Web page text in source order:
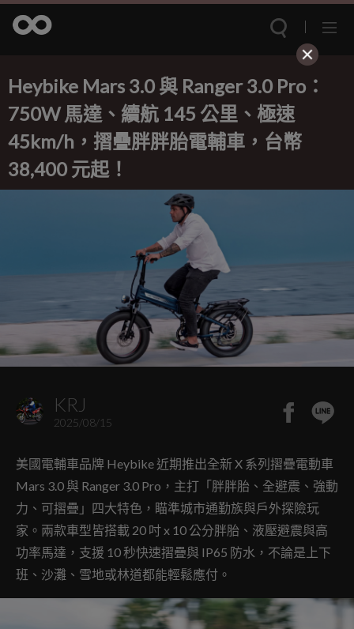
Heybike Mars 3.0 與 Ranger 3.0 Pro：
750W 馬達、續航 145 公里、極速
45km/h，摺疊胖胖胎電輔車，台幣
38,400 元起！
KRJ
2025/08/15
美國電輔車品牌 Heybike 近期推出全新 X 系列摺疊電動車
Mars 3.0 與 Ranger 3.0 Pro，主打「胖胖胎、全避震、強動
力、可摺疊」四大特色，瞄準城市通勤族與戶外探險玩
家。兩款車型皆搭載 20 吋 x 10 公分胖胎、液壓避震與高
功率馬達，支援 10 秒快速摺疊與 IP65 防水，不論是上下
班、沙灘、雪地或林道都能輕鬆應付。